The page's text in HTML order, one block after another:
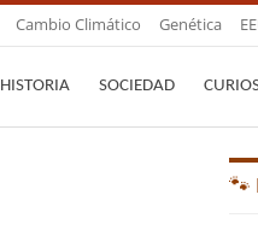
Cambio Climático Genética
HISTORIA SOCIEDAD
🐾